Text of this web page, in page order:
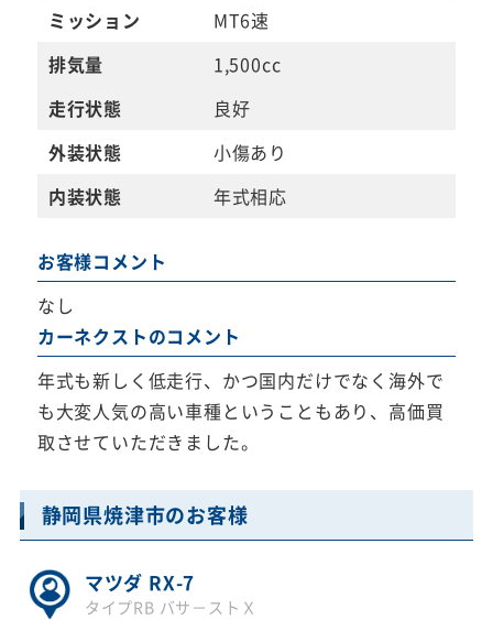
ミッション
MT6速
排気量
1,500cc
走行状態
良好
外装状態
小傷あり
内装状態
年式相応
お客様コメント
なし
カーネクストのコメント
年式も新しく低走行、かつ国内だけでなく海外で
も大変人気の高い車種ということもあり、高価買
取させていただきました。
静岡県焼津市のお客様
マツダ RX-7
タイプRB バサ－ストＸ